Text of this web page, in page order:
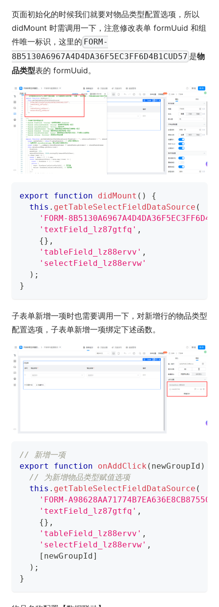
页面初始化的时候我们就要对物品类型配置选项，所以
didMount 时需调用一下，注意修改表单 formUuid 和组
件唯一标识，这里的 FORM-
8B5130A6967A4D4DA36F5EC3FF6D4B1CUD57 是物
品类型表的 formUuid。
export function didMount ( )
{
this . getTableSelectFieldDataSource (
'FORM-
'textField_lz87gtfq' ,
{} ,
'tableField_lz88ervv' ,
'selectField_lz88ervw'
) ;
}
子表单新增一项时也需要调用一下，对新增行的物品类型
配置选项，子表单新增一项绑定下述函数。
// 新增一项
export
function onAddClick ( newGroupId )
// 为新增物品类型赋值选项
this . getTableSelectFieldDataSource (
'FORM-
'textField_lz87gtfq' ,
{} ,
'tableField_lz88ervv' ,
'selectField_lz88ervw' ,
[ newGroupId ]
) ;
}